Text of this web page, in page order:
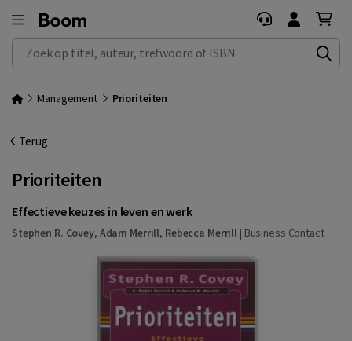
Zoek op titel, auteur, trefwoord of ISBN
Management Prioriteiten
Terug
Prioriteiten
Effectieve keuzes in leven en werk
Stephen R. Covey, Adam Merrill, Rebecca Merrill | Business Contact